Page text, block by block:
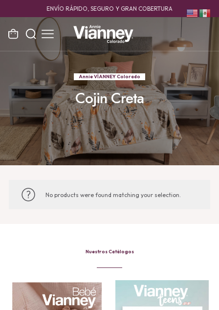
ENVÍO RÁPIDO, SEGURO Y GRAN COBERTURA
Annie VÍANNEY Colorado
Cojin Creta
No products were found matching your selection.
Nuestros Catálogos